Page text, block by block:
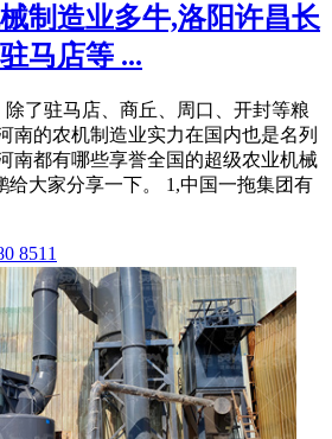
制造业多牛,洛阳许昌长
马店等 ...
除了驻马店、商丘、周口、开封等粮
南的农机制造业实力在国内也是名列
南都有哪些享誉全国的超级农业机械
给大家分享一下。 1,中国一拖集团有
8511